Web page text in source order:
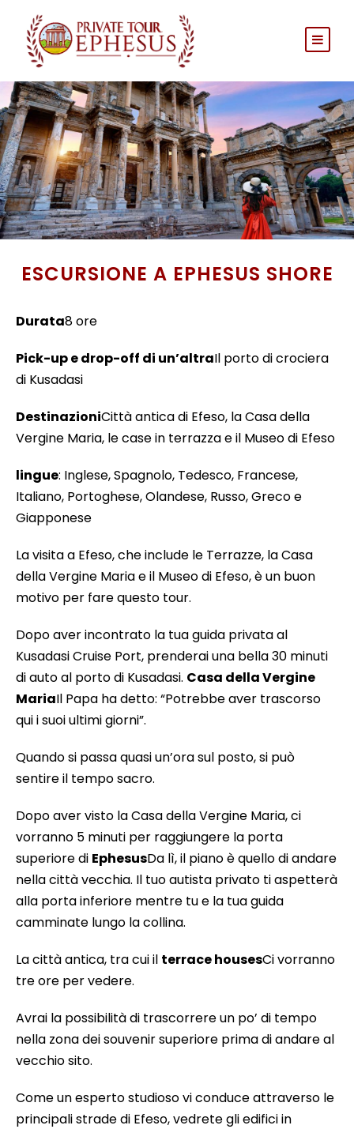
ESCURSIONE A EPHESUS SHORE
Durata8 ore
Pick-up e drop-off di un’altraIl porto di crociera
di Kusadasi
DestinazioniCittà antica di Efeso, la Casa della
Vergine Maria, le case in terrazza e il Museo di Efeso
lingue: Inglese, Spagnolo, Tedesco, Francese,
Italiano, Portoghese, Olandese, Russo, Greco e
Giapponese
La visita a Efeso, che include le Terrazze, la Casa
della Vergine Maria e il Museo di Efeso, è un buon
motivo per fare questo tour.
Dopo aver incontrato la tua guida privata al
Kusadasi Cruise Port, prenderai una bella 30 minuti
di auto al porto di Kusadasi. Casa della Vergine
MariaIl Papa ha detto: “Potrebbe aver trascorso
qui i suoi ultimi giorni”.
Quando si passa quasi un’ora sul posto, si può
sentire il tempo sacro.
Dopo aver visto la Casa della Vergine Maria, ci
vorranno 5 minuti per raggiungere la porta
superiore di EphesusDa lì, il piano è quello di andare
nella città vecchia. Il tuo autista privato ti aspetterà
alla porta inferiore mentre tu e la tua guida
camminate lungo la collina.
La città antica, tra cui il terrace housesCi vorranno
tre ore per vedere.
Avrai la possibilità di trascorrere un po’ di tempo
nella zona dei souvenir superiore prima di andare al
vecchio sito.
Come un esperto studioso vi conduce attraverso le
principali strade di Efeso, vedrete gli edifici in